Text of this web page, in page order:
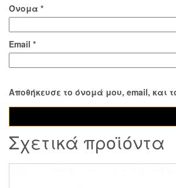
Όνομα *
Email *
Αποθήκευσε το όνομά μου, email, και
Σχετικά προϊόντα